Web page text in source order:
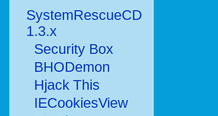
SystemRescueCD
1.3.x
Security Box
BHODemon
Hjack This
IECookiesView